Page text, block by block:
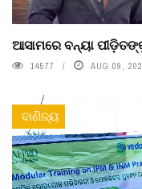
ଆସାମରେ ବନ୍ୟା
14577 AUG 09,
ବାଣିଜ୍ୟ